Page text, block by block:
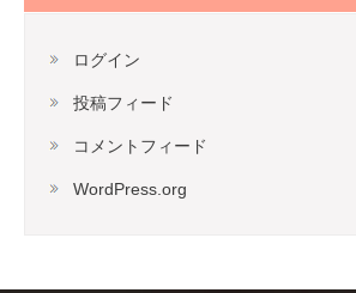
ログイン
投稿フィード
コメントフィード
WordPress.org